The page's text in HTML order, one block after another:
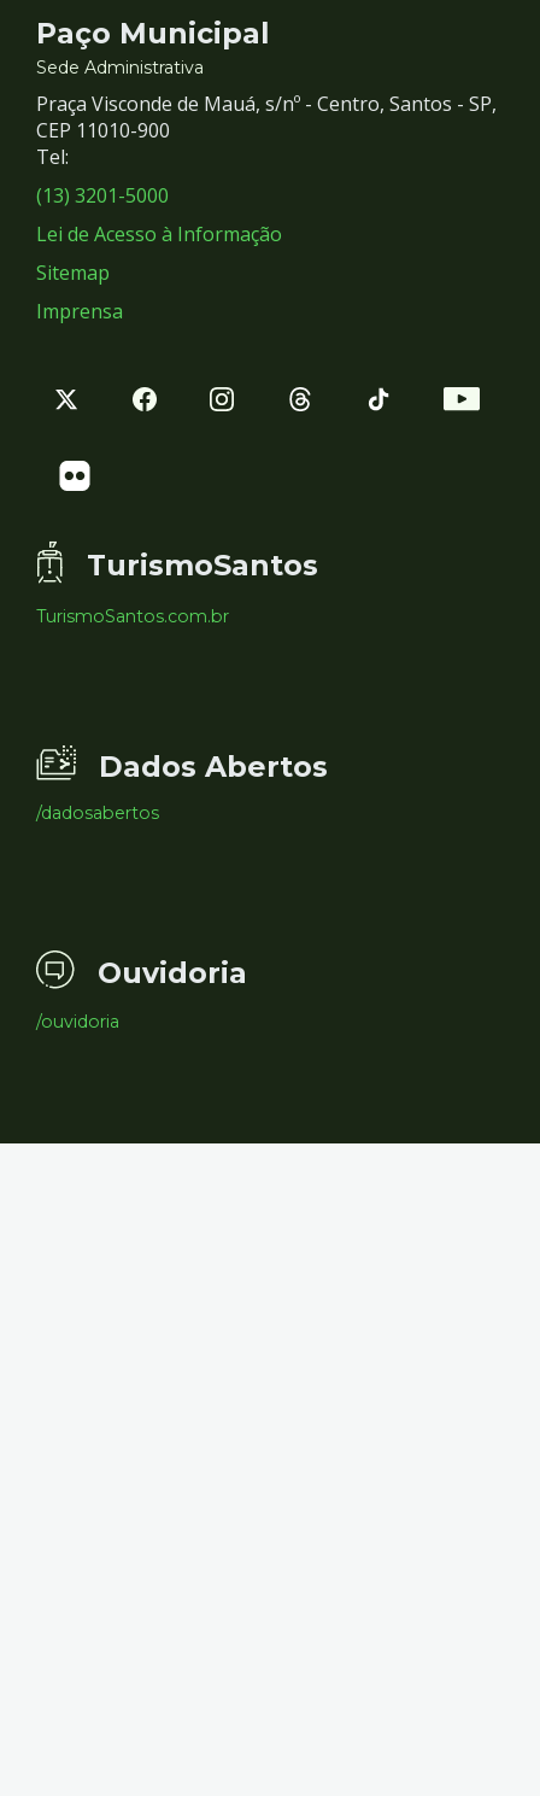
Contato
e
Redes
Sociais
Paço Municipal
Sede Administrativa
Praça Visconde de Mauá, s/nº - Centro, Santos - SP,
CEP 11010-900
Tel:
(13) 3201-5000
Lei de Acesso à Informação
Sitemap
Imprensa
TurismoSantos
TurismoSantos.com.br
Dados Abertos
/dadosabertos
Ouvidoria
/ouvidoria